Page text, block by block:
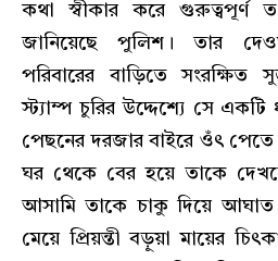
কথা স্বীকার করে গুরুত্বপূর্ণ
জানিয়েছে পুলিশ। তার
পরিবারের বাড়িতে সংরক্ষিত
স্ট্যাম্প চুরির উদ্দেশ্যে সে একটি
পেছনের দরজার বাইরে ওঁৎ
ঘর থেকে বের হয়ে তাকে
আসামি তাকে চাকু দিয়ে
মেয়ে প্রিয়ন্তী বড়ুয়া মায়ের